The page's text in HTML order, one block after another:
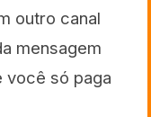
outro canal
mensagem
você só paga